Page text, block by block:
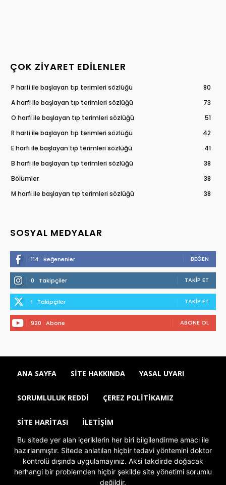
ÇOK ZIYARET EDILENLER
P harfi ile başlayan tıp terimleri sözlüğü
80
A harfi ile başlayan tıp terimleri sözlüğü
73
O harfi ile başlayan tıp terimleri sözlüğü
51
R harfi ile başlayan tıp terimleri sözlüğü
42
E harfi ile başlayan tıp terimleri sözlüğü
41
B harfi ile başlayan tıp terimleri sözlüğü
38
Bölümler
38
M harfi ile başlayan tıp terimleri sözlüğü
38
SOSYAL MEDYALAR
114 Beğenenler BEĞEN
0 Takipçiler TAKIP ET
1 Takipçiler TAKIP ET
920 Abone ABONE OL
ANA SAYFA SITE HAKKINDA YASAL UYARI
SORUMLULUK REDDI ÇEREZ POLITIKAMIZ
SITE HARITASI İLETIŞIM
Bu sitede yer alan içeriklerin her biri bilgilendirme amacı ile
hazırlanmıştır. Sitede anlatılan hiçbir tedavi yöntemini doktor
kontrolü dışında uygulamayınız. Aksi takdirde doğacak
herhangi bir problemden hiçbir şekilde site yönetimi sorumlu
değildir.